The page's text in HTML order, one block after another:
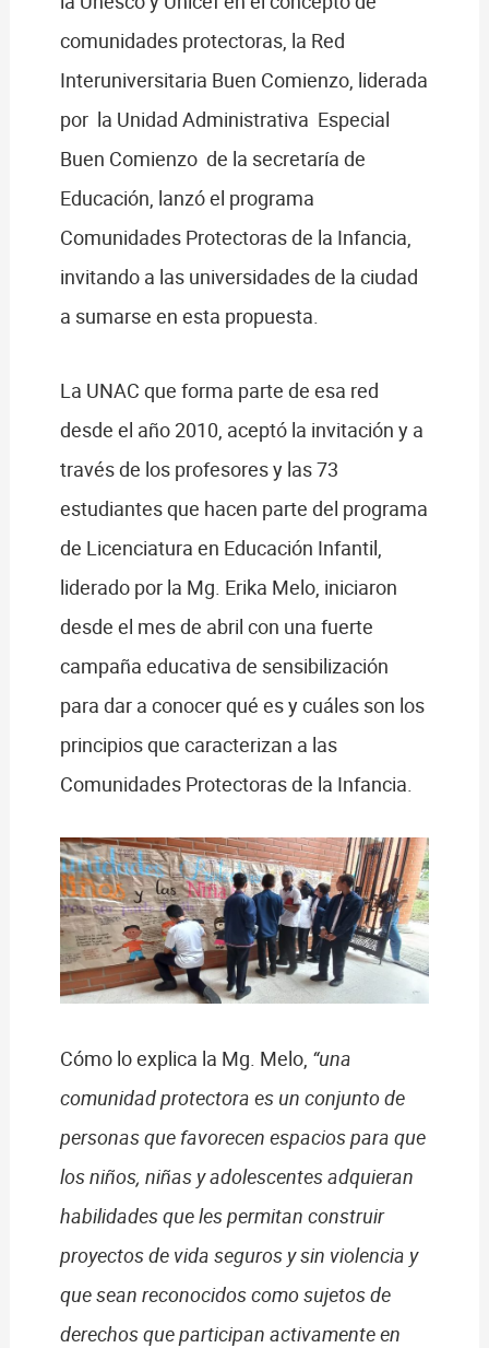
comunidades protectoras, la Red
Interuniversitaria Buen Comienzo, liderada
por la Unidad Administrativa Especial
Buen Comienzo de la secretaría de
Educación, lanzó el programa
Comunidades Protectoras de la Infancia,
invitando a las universidades de la ciudad
a sumarse en esta propuesta.
La UNAC que forma parte de esa red
desde el año 2010, aceptó la invitación y a
través de los profesores y las 73
estudiantes que hacen parte del programa
de Licenciatura en Educación Infantil,
liderado por la Mg. Erika Melo, iniciaron
desde el mes de abril con una fuerte
campaña educativa de sensibilización
para dar a conocer qué es y cuáles son los
principios que caracterizan a las
Comunidades Protectoras de la Infancia.
Cómo lo explica la Mg. Melo, “una
comunidad protectora es un conjunto de
personas que favorecen espacios para que
los niños, niñas y adolescentes adquieran
habilidades que les permitan construir
proyectos de vida seguros y sin violencia y
que sean reconocidos como sujetos de
derechos que participan activamente en